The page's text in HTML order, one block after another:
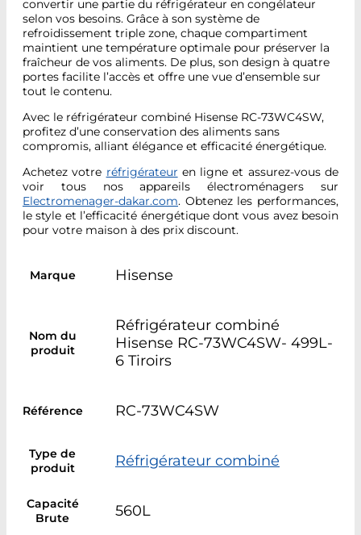
convertir une partie du réfrigérateur en congélateur
selon vos besoins. Grâce à son système de
refroidissement triple zone, chaque compartiment
maintient une température optimale pour préserver la
fraîcheur de vos aliments. De plus, son design à quatre
portes facilite l’accès et offre une vue d’ensemble sur
tout le contenu.
Avec le réfrigérateur combiné Hisense RC-73WC4SW,
profitez d’une conservation des aliments sans
compromis, alliant élégance et efficacité énergétique.
Achetez votre réfrigérateur en ligne et assurez-vous de
voir tous nos appareils électroménagers sur
Electromenager-dakar.com. Obtenez les performances,
le style et l’efficacité énergétique dont vous avez besoin
pour votre maison à des prix discount.
Marque Hisense
Nom du
produit
Réfrigérateur combiné
Hisense RC-73WC4SW- 499L-
6 Tiroirs
Référence RC-73WC4SW
Type de
produit
Réfrigérateur combiné
Capacité
Brute
560L